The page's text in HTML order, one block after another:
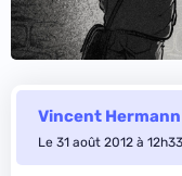
Vincent Hermann
Le 31 août 2012 à 12h33